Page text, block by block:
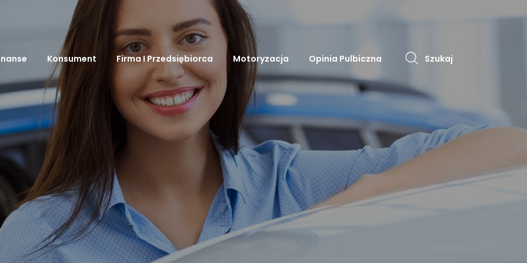
Konsument Firma I Przedsiębiorca Motoryzacja Opinia Pulbiczna Szukaj